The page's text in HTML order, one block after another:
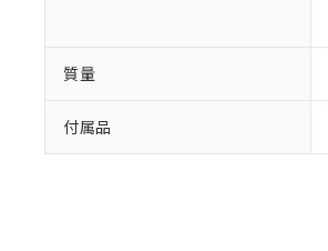
質量
付属品